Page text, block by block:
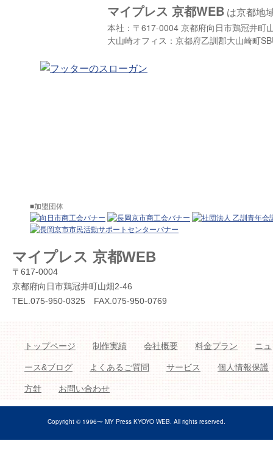
マイプレス 京都WEB は京都地
本社：〒617-0004 京都府向日市鶏冠井
大山崎オフィス：京都府乙訓郡大山崎町
■加盟団体
マイプレス 京都WEB
〒617-0004
京都府向日市鶏冠井町山畑2-46
TEL.075-950-0325 FAX.075-950-0769
トップページ 制作実績 会社概要 料金プラン ニュ
ース&ブログ よくあるご質問 サービス 個人情報保護
方針 お問い合わせ
Copyright © 1996〜 MY Press KYOYO WEB. All rights reserved.